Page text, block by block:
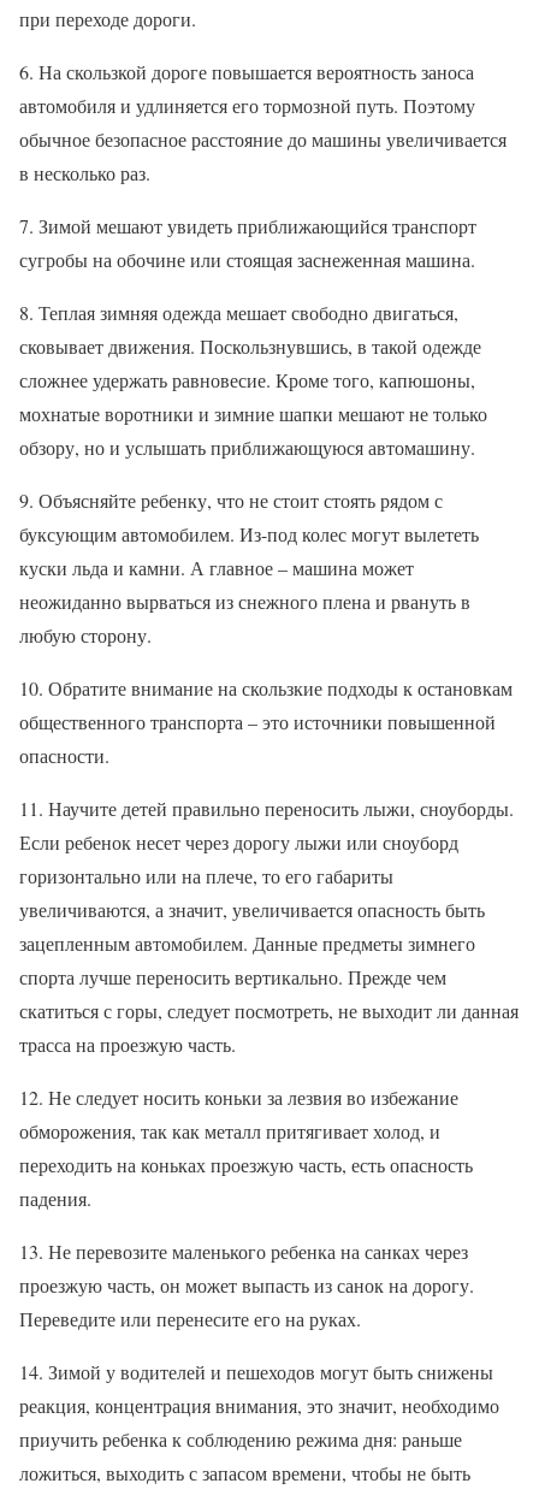
при переходе дороги.
6. На скользкой дороге повышается вероятность заноса
автомобиля и удлиняется его тормозной путь. Поэтому
обычное безопасное расстояние до машины увеличивается
в несколько раз.
7. Зимой мешают увидеть приближающийся транспорт
сугробы на обочине или стоящая заснеженная машина.
8. Теплая зимняя одежда мешает свободно двигаться,
сковывает движения. Поскользнувшись, в такой одежде
сложнее удержать равновесие. Кроме того, капюшоны,
мохнатые воротники и зимние шапки мешают не только
обзору, но и услышать приближающуюся автомашину.
9. Объясняйте ребенку, что не стоит стоять рядом с
буксующим автомобилем. Из-под колес могут вылететь
куски льда и камни. А главное – машина может
неожиданно вырваться из снежного плена и рвануть в
любую сторону.
10. Обратите внимание на скользкие подходы к остановкам
общественного транспорта – это источники повышенной
опасности.
11. Научите детей правильно переносить лыжи, сноуборды.
Если ребенок несет через дорогу лыжи или сноуборд
горизонтально или на плече, то его габариты
увеличиваются, а значит, увеличивается опасность быть
зацепленным автомобилем. Данные предметы зимнего
спорта лучше переносить вертикально. Прежде чем
скатиться с горы, следует посмотреть, не выходит ли данная
трасса на проезжую часть.
12. Не следует носить коньки за лезвия во избежание
обморожения, так как металл притягивает холод, и
переходить на коньках проезжую часть, есть опасность
падения.
13. Не перевозите маленького ребенка на санках через
проезжую часть, он может выпасть из санок на дорогу.
Переведите или перенесите его на руках.
14. Зимой у водителей и пешеходов могут быть снижены
реакция, концентрация внимания, это значит, необходимо
приучить ребенка к соблюдению режима дня: раньше
ложиться, выходить с запасом времени, чтобы не быть